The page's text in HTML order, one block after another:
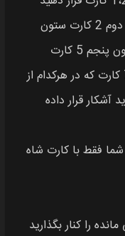
یعنی روی ستون اول یک کارت ستون دوم 2 کارت ستون
سوم 3 کارت ستون چهارم 4 کارت ستون پنجم 5 کارت
ستون ششم 6 کارت و ستون هفتیم 7 کارت که در هرکدام از
آشکار قرار داده
خالی شود شما فقط با کارت شاه
را کنار بگذارید